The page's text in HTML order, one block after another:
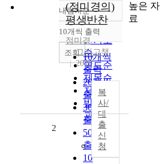
정확도
순
인기도
순
연도순
제목순
저자순
발행기
관순
내림차순
내림차순
10개씩 출력
10개씩
출력
20개씩
출력
30개씩
출력
50개씩
출력
100개씩
조회
(정미경의)
평생반찬
정미경
그리고책
2010
복
사/
대
출
신
청
2
높은 자
료